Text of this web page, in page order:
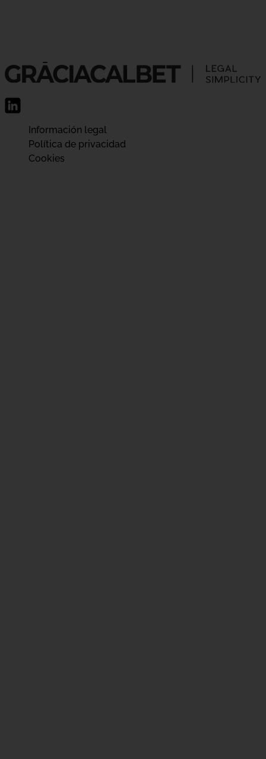
Información legal
Política de privacidad
Cookies